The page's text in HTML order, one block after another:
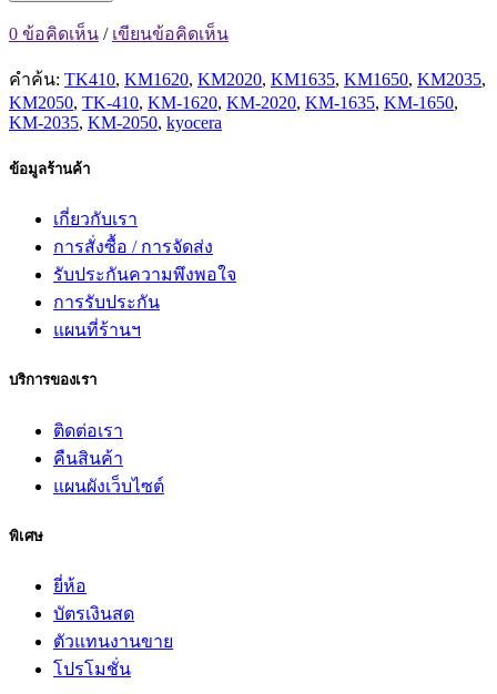
0 ข้อคิดเห็น / เขียนข้อคิดเห็น
คำค้น: TK410, KM1620, KM2020, KM1635, KM1650, KM2035,
KM2050, TK-410, KM-1620, KM-2020, KM-1635, KM-1650,
KM-2035, KM-2050, kyocera
ข้อมูลร้านค้า
เกี่ยวกับเรา
การสั่งซื้อ / การจัดส่ง
รับประกันความพึงพอใจ
การรับประกัน
แผนที่ร้านฯ
บริการของเรา
ติดต่อเรา
คืนสินค้า
แผนผังเว็บไซต์
พิเศษ
ยี่ห้อ
บัตรเงินสด
ตัวแทนงานขาย
โปรโมชั่น